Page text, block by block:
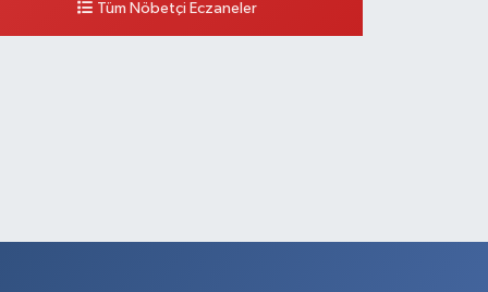
Tüm Nöbetçi Eczaneler